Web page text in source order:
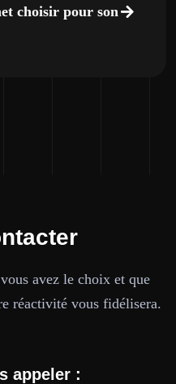
choisir pour son
avez le choix et que
réactivité vous fidélisera.
appeler :